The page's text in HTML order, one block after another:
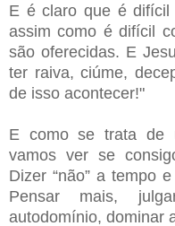
E é claro que é
assim como é difícil
são oferecidas. E
ter raiva, ciúme,
de isso acontecer!"
E como se trata de
vamos ver se
Dizer “não” a tempo
Pensar mais,
autodomínio, dominar